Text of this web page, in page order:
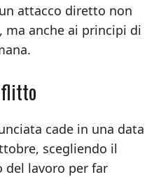
attacco diretto non
ma anche ai principi di
cade in una data
scegliendo il
del lavoro per far